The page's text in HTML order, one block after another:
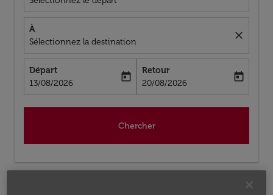
À
Sélectionnez la destination
close
Départ
fc-booking-departure-date-aria-label
13/08/2026
today
Retour
fc-booking-return-date-aria-label
20/08/2026
today
Chercher